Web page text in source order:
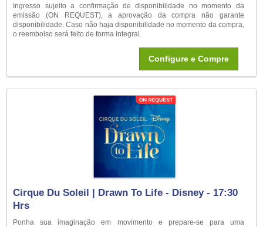
Ingresso sujeito a confirmação de disponibilidade no momento da
emissão (ON REQUEST), a aprovação da compra não garante
disponibilidade. Caso não haja disponibilidade no momento da compra,
o reembolso será feito de forma integral.
Configure e Compre
Cirque Du Soleil | Drawn To Life - Disney - 17:30
Hrs
Ponha sua imaginação em movimento e prepare-se para uma